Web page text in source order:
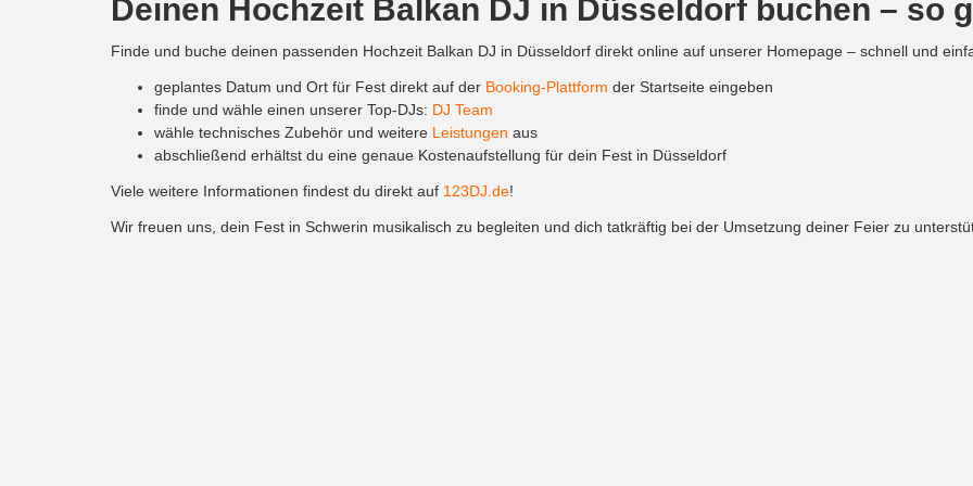
Deinen Hochzeit Balkan DJ in Düsseldorf buchen – so
Finde und buche deinen passenden Hochzeit Balkan DJ in Düsseldorf direkt online auf unserer Homepage – schnell und
geplantes Datum und Ort für Fest direkt auf der Booking-Plattform der Startseite eingeben
finde und wähle einen unserer Top-DJs: DJ Team
wähle technisches Zubehör und weitere Leistungen aus
abschließend erhältst du eine genaue Kostenaufstellung für dein Fest in Düsseldorf
Viele weitere Informationen findest du direkt auf 123DJ.de!
Wir freuen uns, dein Fest in Schwerin musikalisch zu begleiten und dich tatkräftig bei der Umsetzung deiner Feier zu